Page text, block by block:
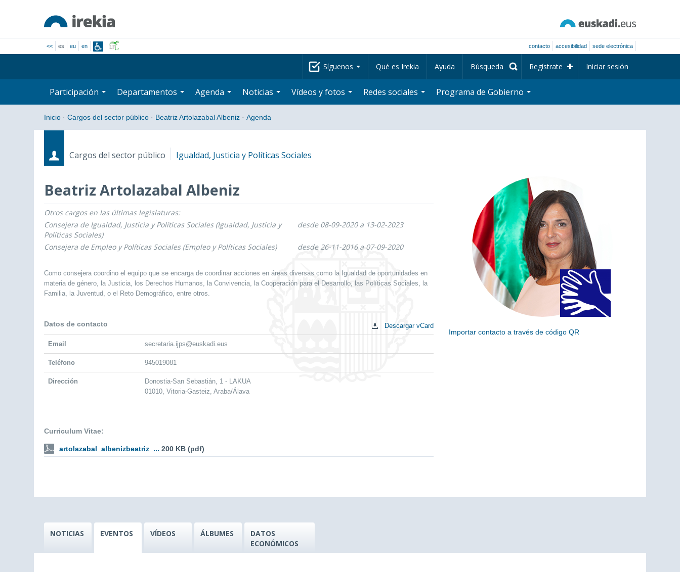
<< es eu en contacto accesibilidad sede electrónica
Síguenos Qué es Irekia Ayuda Búsqueda Regístrate Iniciar sesión
Participación Departamentos Agenda Noticias Vídeos y fotos Redes sociales Programa de Gobierno
Inicio · Cargos del sector público · Beatriz Artolazabal Albeniz · Agenda
Cargos del sector público Igualdad, Justicia y Políticas Sociales
Beatriz Artolazabal Albeniz
CargosFecha de inicio - Fecha fin
Otros cargos en las últimas legislaturas:
Consejera de Igualdad, Justicia y Políticas Sociales (Igualdad, Justicia y
Políticas Sociales)
desde 08-09-2020 a 13-02-2023
Consejera de Empleo y Políticas Sociales (Empleo y Políticas Sociales) desde 26-11-2016 a 07-09-2020
Como consejera coordino el equipo que se encarga de coordinar acciones en áreas diversas como la Igualdad de oportunidades en
materia de género, la Justicia, los Derechos Humanos, la Convivencia, la Cooperación para el Desarrollo, las Políticas Sociales, la
Familia, la Juventud, o el Reto Demográfico, entre otros.
Datos de contacto Descargar vCard
Email secretaria.ijps@euskadi.eus
Teléfono 945019081
Dirección
Donostia-San Sebastián, 1 - LAKUA
01010, Vitoria-Gasteiz, Araba/Álava
Curriculum Vitae:
artolazabal_albenizbeatriz_... 200 KB (pdf)
Importar contacto a través de código QR
NOTICIAS EVENTOS VÍDEOS ÁLBUMES
DATOS
ECONÓMICOS